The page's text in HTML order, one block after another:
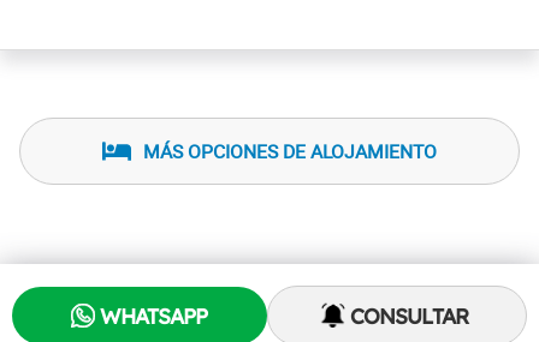
WHATSAPP CONSULTAR
MÁS OPCIONES DE ALOJAMIENTO